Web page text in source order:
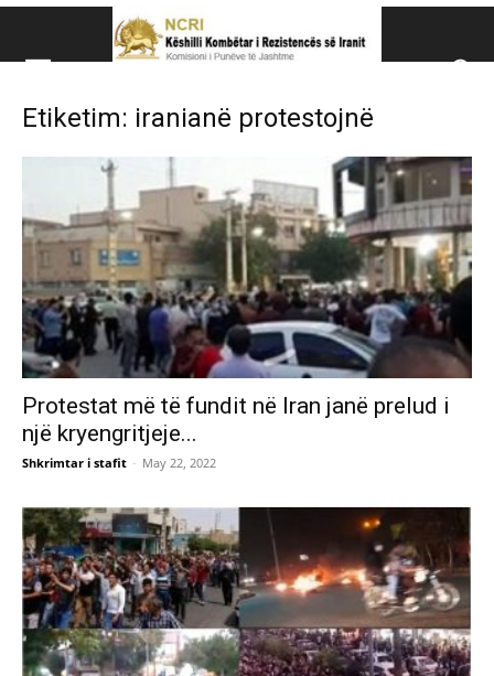
Këshillit Kombëtar të Rezistencës së Iranit (NCRI)
Etiketim: iranianë protestojnë
Protestat më të fundit në Iran janë prelud i
një kryengritjeje...
Shkrimtar i stafit - May 22, 2022